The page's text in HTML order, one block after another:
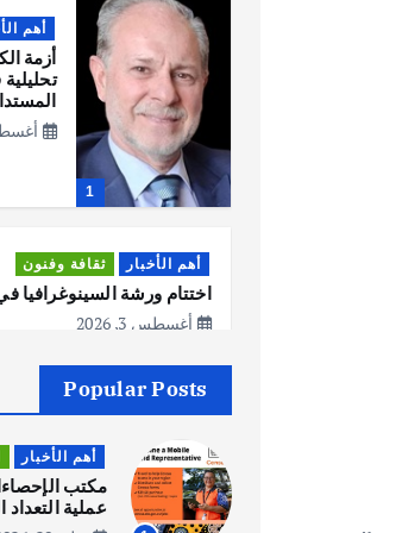
1
أهم
أزمة
أغسطس
أهم الأخبار ثقافة وفنون
اختتام ورشة السينوغرافيا في
أغسطس 3, 2026
أهم
قصة
اصبح
يوليو 30, 2026
Popular Posts
أهم الأخبار
عملية التعداد السكاني